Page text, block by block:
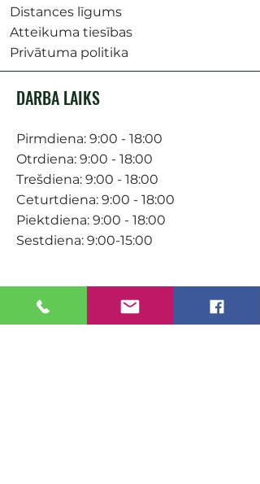
Distances līgums
Atteikuma tiesības
Privātuma politika
DARBA LAIKS
Pirmdiena: 9:00 - 18:00
Otrdiena: 9:00 - 18:00
Trešdiena: 9:00 - 18:00
Ceturtdiena: 9:00 - 18:00
Piektdiena: 9:00 - 18:00
Sestdiena: 9:00-15:00
KONTAKTI